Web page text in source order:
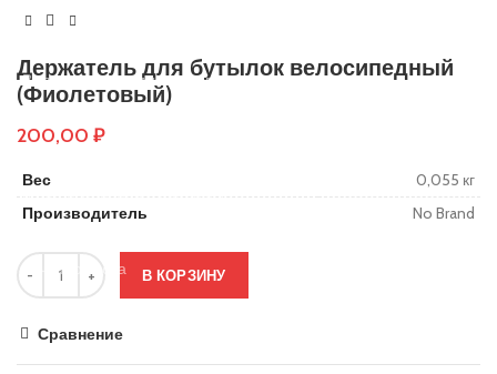
Держатель для бутылок велосипедный
(Фиолетовый)
200,00 ₽
Вес
0,055 кг
Производитель
No Brand
В КОРЗИНУ
Сравнение
Вольтметры и замки зажигания
Кабеля, провода и разъёмы
Ручки тормоза
Тормозные диски